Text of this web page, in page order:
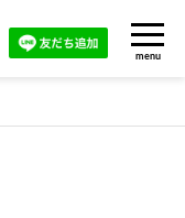
menu